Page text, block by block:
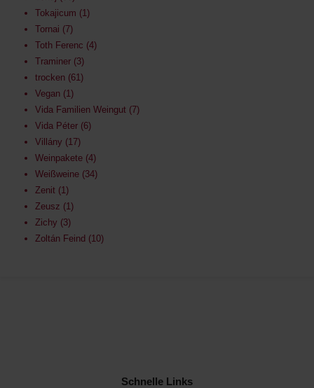
Tokajicum 1
Tornai 7
Toth Ferenc 4
Traminer 3
trocken 61
Vegan 1
Vida Familien Weingut 7
Vida Péter 6
Villány 17
Weinpakete 4
Weißweine 34
Zenit 1
Zeusz 1
Zichy 3
Zoltán Feind 10
Schnelle Links